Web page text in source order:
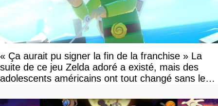
« Ça aurait pu signer la fin de la franchise » La
suite de ce jeu Zelda adoré a existé, mais des
adolescents américains ont tout changé sans le